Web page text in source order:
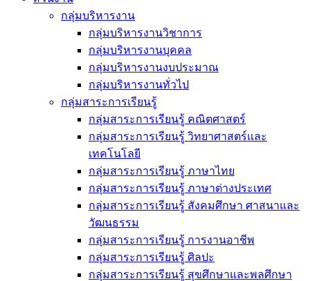
กลุ่มบริหารงาน
กลุ่มบริหารงานวิชาการ
กลุ่มบริหารงานบุคคล
กลุ่มบริหารงานงบประมาณ
กลุ่มบริหารงานทั่วไป
กลุ่มสาระการเรียนรู้
กลุ่มสาระการเรียนรู้ คณิตศาสตร์
กลุ่มสาระการเรียนรู้ วิทยาศาสตร์และ
เทคโนโลยี
กลุ่มสาระการเรียนรู้ ภาษาไทย
กลุ่มสาระการเรียนรู้ ภาษาต่างประเทศ
กลุ่มสาระการเรียนรู้ สังคมศึกษา ศาสนาและ
วัฒนธรรม
กลุ่มสาระการเรียนรู้ การงานอาชีพ
กลุ่มสาระการเรียนรู้ ศิลปะ
กลุ่มสาระการเรียนรู้ สุขศึกษาและพลศึกษา